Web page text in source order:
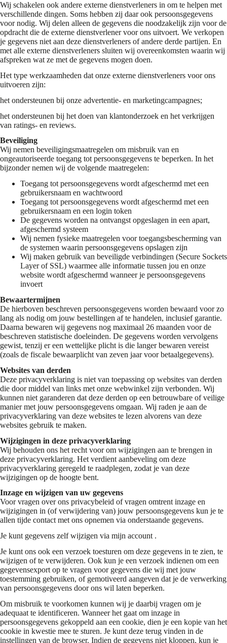
Wij schakelen ook andere externe dienstverleners in om te helpen met
verschillende dingen. Soms hebben zij daar ook persoonsgegevens
voor nodig. Wij delen alleen de gegevens die noodzakelijk zijn voor de
opdracht die de externe dienstverlener voor ons uitvoert. We verkopen
je gegevens niet aan deze dienstverleners of andere derde partijen. En
met alle externe dienstverleners sluiten wij overeenkomsten waarin wij
afspreken wat ze met de gegevens mogen doen.
Het type werkzaamheden dat onze externe dienstverleners voor ons
uitvoeren zijn:
het ondersteunen bij onze advertentie- en marketingcampagnes;
het ondersteunen bij het doen van klantonderzoek en het verkrijgen
van ratings- en reviews.
Beveiliging
Wij nemen beveiligingsmaatregelen om misbruik van en
ongeautoriseerde toegang tot persoonsgegevens te beperken. In het
bijzonder nemen wij de volgende maatregelen:
Toegang tot persoonsgegevens wordt afgeschermd met een
gebruikersnaam en wachtwoord
Toegang tot persoonsgegevens wordt afgeschermd met een
gebruikersnaam en een login token
De gegevens worden na ontvangst opgeslagen in een apart,
afgeschermd systeem
Wij nemen fysieke maatregelen voor toegangsbescherming van
de systemen waarin persoonsgegevens opslagen zijn
Wij maken gebruik van beveiligde verbindingen (Secure Sockets
Layer of SSL) waarmee alle informatie tussen jou en onze
website wordt afgeschermd wanneer je persoonsgegevens
invoert
Bewaartermijnen
De hierboven beschreven persoonsgegevens worden bewaard voor zo
lang als nodig om jouw bestellingen af te handelen, inclusief garantie.
Daarna bewaren wij gegevens nog maximaal 26 maanden voor de
beschreven statistische doeleinden. De gegevens worden vervolgens
gewist, tenzij er een wettelijke plicht is die langer bewaren vereist
(zoals de fiscale bewaarplicht van zeven jaar voor betaalgegevens).
Websites van derden
Deze privacyverklaring is niet van toepassing op websites van derden
die door middel van links met onze webwinkel zijn verbonden. Wij
kunnen niet garanderen dat deze derden op een betrouwbare of veilige
manier met jouw persoonsgegevens omgaan. Wij raden je aan de
privacyverklaring van deze websites te lezen alvorens van deze
websites gebruik te maken.
Wijzigingen in deze privacyverklaring
Wij behouden ons het recht voor om wijzigingen aan te brengen in
deze privacyverklaring. Het verdient aanbeveling om deze
privacyverklaring geregeld te raadplegen, zodat je van deze
wijzigingen op de hoogte bent.
Inzage en wijzigen van uw gegevens
Voor vragen over ons privacybeleid of vragen omtrent inzage en
wijzigingen in (of verwijdering van) jouw persoonsgegevens kun je te
allen tijde contact met ons opnemen via onderstaande gegevens.
Je kunt gegevens zelf wijzigen via mijn account .
Je kunt ons ook een verzoek toesturen om deze gegevens in te zien, te
wijzigen of te verwijderen. Ook kun je een verzoek indienen om een
gegevensexport op te vragen voor gegevens die wij met jouw
toestemming gebruiken, of gemotiveerd aangeven dat je de verwerking
van persoonsgegevens door ons wil laten beperken.
Om misbruik te voorkomen kunnen wij je daarbij vragen om je
adequaat te identificeren. Wanneer het gaat om inzage in
persoonsgegevens gekoppeld aan een cookie, dien je een kopie van het
cookie in kwestie mee te sturen. Je kunt deze terug vinden in de
instellingen van de browser. Indien de gegevens niet kloppen, kun je